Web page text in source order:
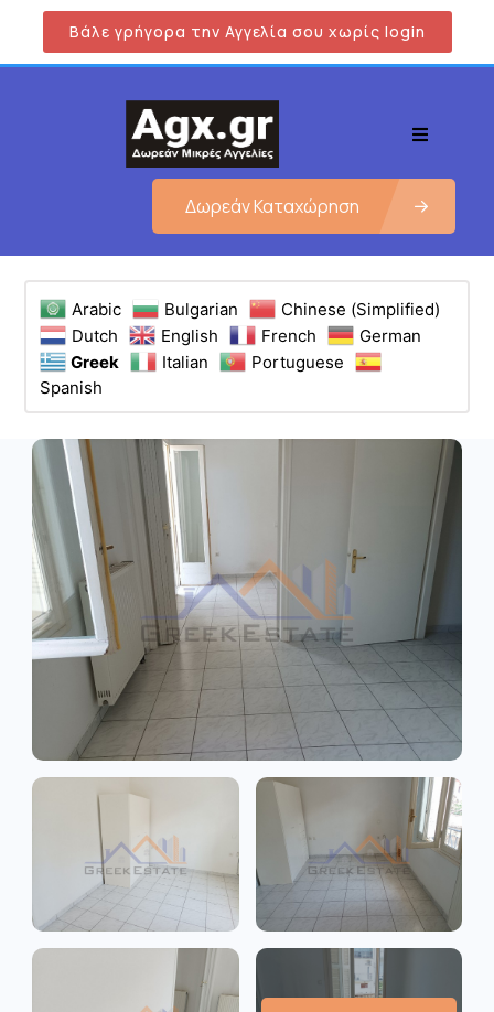
Βάλε γρήγορα την Αγγελία σου χωρίς login
Δωρεάν Καταχώρηση
Arabic Bulgarian
Chinese (Simplified)
Dutch
English French
German
Greek
Italian
Portuguese
Spanish